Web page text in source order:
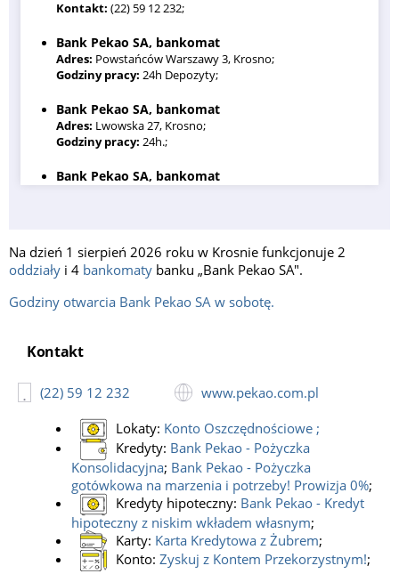
Kontakt: (22) 59 12 232;
Bank Pekao SA, bankomat
Adres: Powstańców Warszawy 3, Krosno;
Godziny pracy: 24h Depozyty;
Bank Pekao SA, bankomat
Adres: Lwowska 27, Krosno;
Godziny pracy: 24h.;
Bank Pekao SA, bankomat
Bank Pekao SA, bankomat
Adres:Tysiąclecia 13, Krosno;
Godziny pracy:24h.;
Na dzień 1 sierpień 2026 roku w Krosnie funkcjonuje 2
oddziały i 4 bankomaty banku „Bank Pekao SA".
Godziny otwarcia Bank Pekao SA w sobotę.
Kontakt
(22) 59 12 232 www.pekao.com.pl
Lokaty: Konto Oszczędnościowe ;
Kredyty: Bank Pekao - Pożyczka
Konsolidacyjna; Bank Pekao - Pożyczka
gotówkowa na marzenia i potrzeby! Prowizja 0%;
Kredyty hipoteczny: Bank Pekao - Kredyt
hipoteczny z niskim wkładem własnym;
Karty: Karta Kredytowa z Żubrem;
Konto: Zyskuj z Kontem Przekorzystnym!;